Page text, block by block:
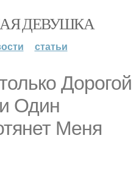
ДЕВУШКА
статьи
Дорогой
Один
Мeня